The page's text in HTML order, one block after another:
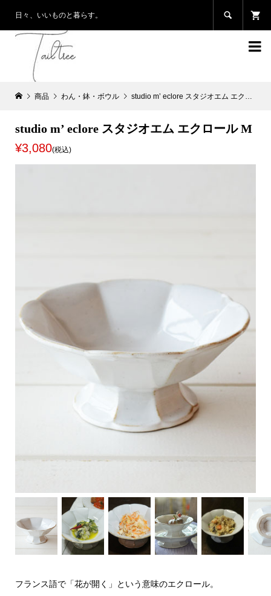
日々、いいものと暮らす。 

商品 わん・鉢・ボウル studio m’ eclore スタジオエム エクロール M
studio m’ eclore スタジオエム エクロール M
¥3,080(税込)
フランス語で「花が開く」という意味のエクロール。